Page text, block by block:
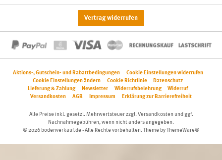
Vertrag widerrufen
Aktions-, Gutschein- und Rabattbedingungen
Cookie Einstellungen widerrufen
Cookie Einstellungen ändern
Cookie Richtlinie
Datenschutz
Lieferung & Zahlung
Newsletter Widerrufsbelehrung
Widerruf
Versandkosten
AGB Impressum Erklärung zur Barrierefreiheit
Alle Preise inkl. gesetzl. Mehrwertsteuer zzgl.Versandkosten und ggf.
Nachnahmegebühren, wenn nicht anders angegeben.
© 2026 bodenverkauf.de - Alle Rechte vorbehalten. Theme byThemeWare®